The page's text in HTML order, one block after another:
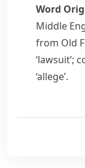
Word
Middle
from Old
‘lawsuit’;
‘allege’.